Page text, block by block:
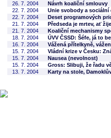
26. 7. 2004
Návrh koaliční smlouvy
22. 7. 2004
Unie svobody a
22. 7. 2004
Deset programových
21. 7. 2004
Předseda je mrtev, ať
21. 7. 2004
Koaliční mechanismy
18. 7. 2004
ÚVV ČSSD: Šéfe, já to
16. 7. 2004
Vážená přítelkyně,
15. 7. 2004
Vládní krize v Česku:
15. 7. 2004
Nausea (nevolnost)
15. 7. 2004
Gross: Slibuji, že řadu
13. 7. 2004
Karty na stole,